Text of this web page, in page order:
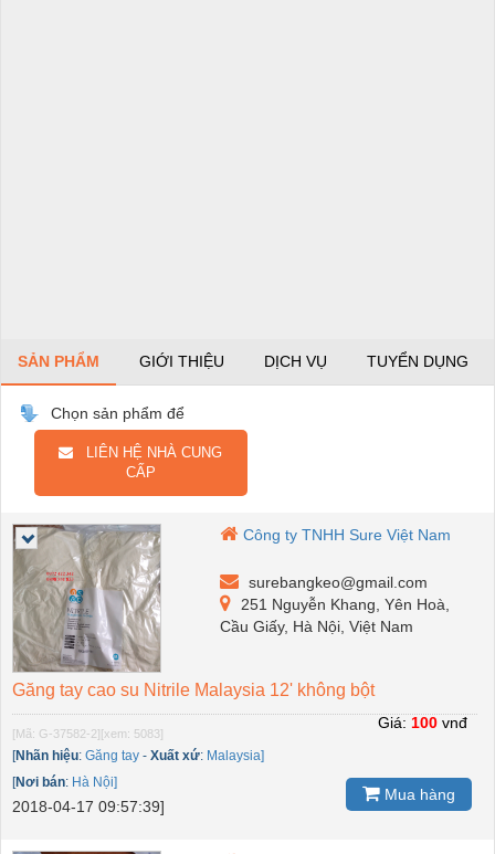
SẢN PHẨM GIỚI THIỆU DỊCH VỤ TUYỂN DỤNG
Chọn sản phẩm để
LIÊN HỆ NHÀ CUNG
CẤP
Công ty TNHH Sure Việt Nam
surebangkeo@gmail.com
251 Nguyễn Khang, Yên Hoà,
Cầu Giấy, Hà Nội, Việt Nam
Găng tay cao su Nitrile Malaysia 12' không bột
[Mã: G-37582-2] [xem: 5083]
[Nhãn hiệu: Găng tay - Xuất xứ: Malaysia]
[Nơi bán: Hà Nội]
2018-04-17 09:57:39]
Giá: 100 vnđ
Mua hàng